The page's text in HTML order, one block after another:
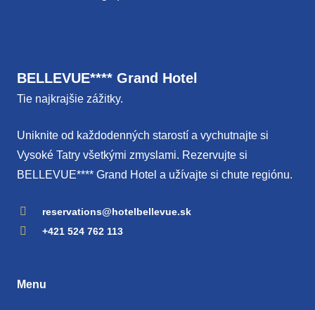
BELLEVUE**** Grand Hotel
Tie najkrajšie zážitky.
Uniknite od každodenných starostí a vychutnajte si
Vysoké Tatry všetkými zmyslami. Rezervujte si
BELLEVUE**** Grand Hotel a užívajte si chute regiónu.
reservations@hotelbellevue.sk
+421 524 762 113
Menu